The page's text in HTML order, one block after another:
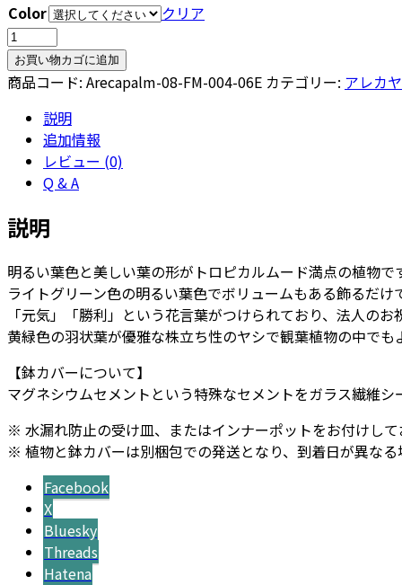
Color
クリア
ア
レ
カ
マ
柱
プ
ラ
ン
ー
M
60
-
お買い物カゴに追加
商品コード: Arecapalm-08-FM-004-06E カテゴリー: アレカ
説明
追加情報
レビュー (0)
Q & A
説明
明るい葉色と美しい葉の形がトロピカルムード満点の植物で
ライトグリーン色の明るい葉色でボリュームもある飾るだ
「元気」「勝利」という花言葉がつけられており、法人の
黄緑色の羽状葉が優雅な株立ち性のヤシで観葉植物の中で
【鉢カバーについて】
マグネシウムセメントという特殊なセメントをガラス繊維
※ 水漏れ防止の受け皿、またはインナーポットをお付けし
※ 植物と鉢カバーは別梱包での発送となり、到着日が異なる
Facebook
X
Bluesky
Threads
Hatena